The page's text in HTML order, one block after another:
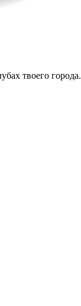
твоего города.